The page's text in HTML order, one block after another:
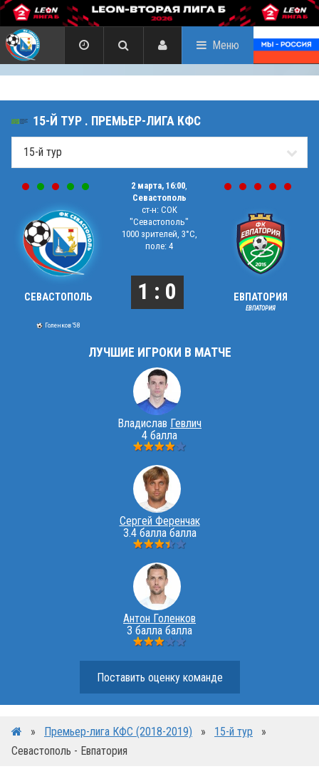
Меню
15-Й ТУР . ПРЕМЬЕР-ЛИГА КФС
СЕВАСТОПОЛЬ
Голенков '58
2 марта, 16:00
Севастополь
ст-н: СОК
"Севастополь"
1000 зрителей, 3°C,
поле: 4
1 : 0 ЕВПАТОРИЯ
ЕВПАТОРИЯ
ЛУЧШИЕ ИГРОКИ В МАТЧЕ
Владислав Гевлич
4 балла
Сергей Ференчак
3.4 балла балла
Антон Голенков
3 балла балла
Поставить оценку команде
» Премьер-лига КФС (2018-2019) » 15-й тур
»
Севастополь - Евпатория